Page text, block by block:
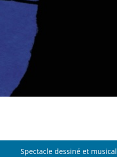
Spectacle dessiné et musical